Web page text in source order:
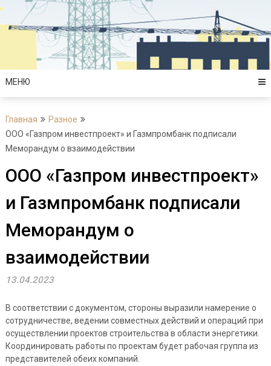
Перейти
содержимому
МЕНЮ
Главная
Разное
ООО «Газпром инвестпроект» и Газмпромбанк подписали
Меморандум о взаимодействии
ООО «Газпром инвестпроект»
и Газмпромбанк подписали
Меморандум о
взаимодействии
13.04.2023
В соответствии с документом, стороны выразили намерение о
сотрудничестве, ведении совместных действий и операций при
осуществлении проектов строительства в области энергетики.
Координировать работы по проектам будет рабочая группа из
представителей обеих компаний.